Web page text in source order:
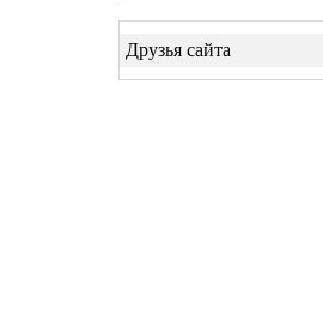
Друзья сайта